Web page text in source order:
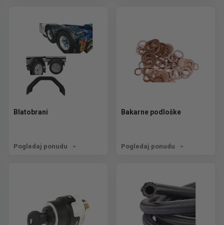
Blatobrani
Pogledaj ponudu
Bakarne podloške
Pogledaj ponudu